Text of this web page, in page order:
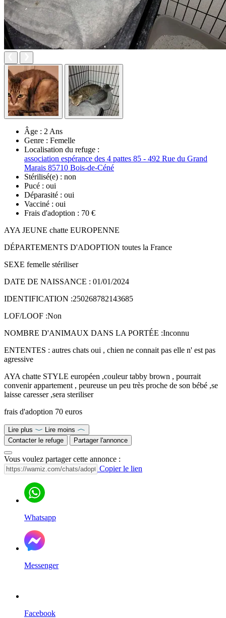
Âge : 2 Ans
Genre : Femelle
Localisation du refuge :
association espérance des 4 pattes 85 - 492 Rue du Grand
Marais 85710 Bois-de-Céné
Stérilisé(e) : non
Pucé : oui
Déparasité : oui
Vacciné : oui
Frais d'adoption : 70 €
AYA JEUNE chatte EUROPENNE
DÉPARTEMENTS D'ADOPTION toutes la France
SEXE femelle stériliser
DATE DE NAISSANCE : 01/01/2024
IDENTIFICATION :250268782143685
LOF/LOOF :Non
NOMBRE D'ANIMAUX DANS LA PORTÉE :Inconnu
ENTENTES : autres chats oui , chien ne connait pas elle n' est pas
agressive
AYA chatte STYLE européen ,couleur tabby brown , pourrait
convenir appartement , peureuse un peu très proche de son bébé ,se
laisse caresser ,sera steriliser
frais d'adoption 70 euros
Lire plus
Lire moins
Contacter le refuge
Partager l'annonce
Vous voulez partager cette annonce :
Copier le lien
Whatsapp
Messenger
Facebook